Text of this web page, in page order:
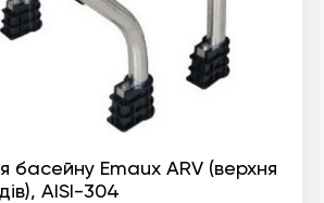
басейну Emaux ARV (верхня
AISI-304